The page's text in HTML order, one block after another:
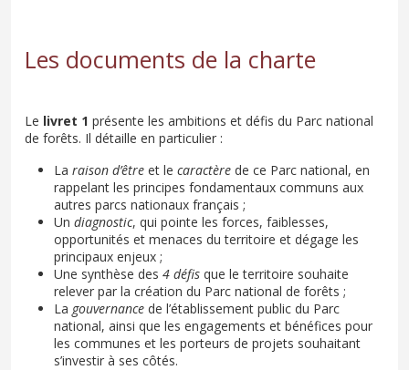
Les documents de la charte
Le livret 1 présente les ambitions et défis du Parc national
de forêts. Il détaille en particulier :
La raison d’être et le caractère de ce Parc national, en
rappelant les principes fondamentaux communs aux
autres parcs nationaux français ;
Un diagnostic, qui pointe les forces, faiblesses,
opportunités et menaces du territoire et dégage les
principaux enjeux ;
Une synthèse des 4 défis que le territoire souhaite
relever par la création du Parc national de forêts ;
La gouvernance de l’établissement public du Parc
national, ainsi que les engagements et bénéfices pour
les communes et les porteurs de projets souhaitant
s’investir à ses côtés.